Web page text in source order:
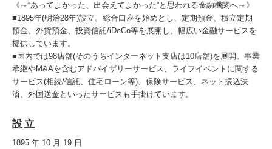
《～“あってよかった、出会えてよかった”と思われる金融機関へ～》
■1895年(明治28年)設立。総合口座を始めとし、定期預金、積立定期
預金、外貨預金、投資信託/iDeCo等を展開し、幅広い金融サービスを
提供しています。
■国内では98店舗(そのうちインターネット支店は10店舗)を展開。事業
承継やM&Aを含むアドバイザリーサービス、ライフイベントに関する
サービス(相続/信託、住宅ローン等)、保険サービス、ネット振込決
済、外国送金といったサービスも手掛けています。
設立
1895 年 10 月 19 日